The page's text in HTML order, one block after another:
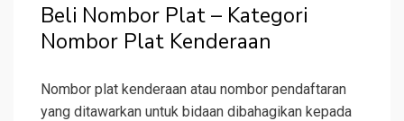
Beli Nombor Plat – Kategori
Nombor Plat Kenderaan
Nombor plat kenderaan atau nombor pendaftaran
yang ditawarkan untuk bidaan dibahagikan kepada